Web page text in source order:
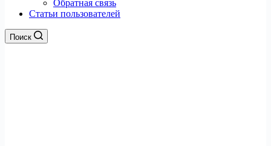
Обратная связь
Статьи пользователей
Поиск